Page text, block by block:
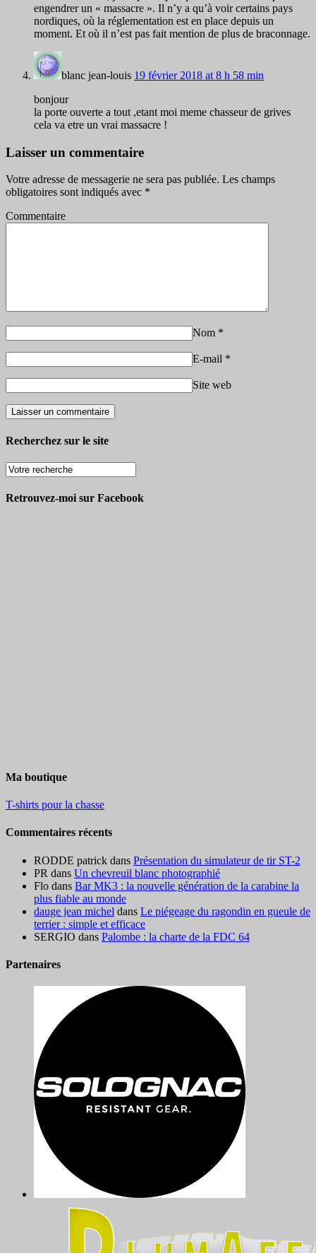
engendrer un « massacre ». Il n’y a qu’à voir certains pays
nordiques, où la réglementation est en place depuis un
moment. Et où il n’est pas fait mention de plus de braconnage.
blanc jean-louis 19 février 2018 at 8 h 58 min
bonjour
la porte ouverte a tout ,etant moi meme chasseur de grives
cela va etre un vrai massacre !
Laisser un commentaire
Votre adresse de messagerie ne sera pas publiée. Les champs
obligatoires sont indiqués avec *
Commentaire
Nom *
E-mail *
Site web
Recherchez sur le site
Retrouvez-moi sur Facebook
Ma boutique
T-shirts pour la chasse
Commentaires récents
RODDE patrick dans Présentation du simulateur de tir ST-2
PR dans Un chevreuil blanc photographié
Flo dans Bar MK3 : la nouvelle génération de la carabine la
plus fiable au monde
dauge jean michel dans Le piégeage du ragondin en gueule de
terrier : simple et efficace
SERGIO dans Palombe : la charte de la FDC 64
Partenaires